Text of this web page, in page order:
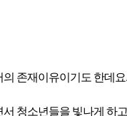
존재이유이기도 한데요.
청소년들을 빛나게 하고